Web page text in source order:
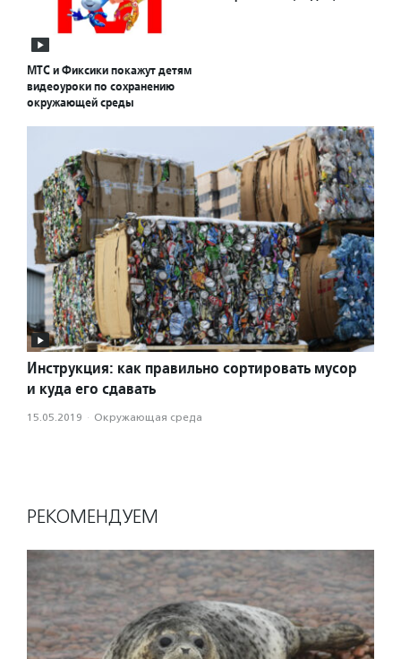
МТС и Фиксики покажут детям
видеоуроки по сохранению
окружающей среды
Инструкция: как правильно сортировать мусор
и куда его сдавать
15.05.2019 · Окружающая среда
РЕКОМЕНДУЕМ